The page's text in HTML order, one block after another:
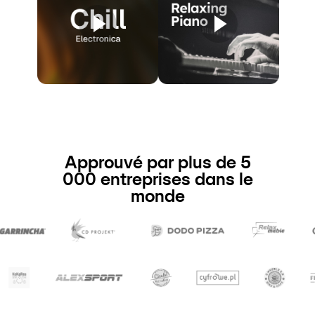
Approuvé par plus de 5
000 entreprises dans le
monde